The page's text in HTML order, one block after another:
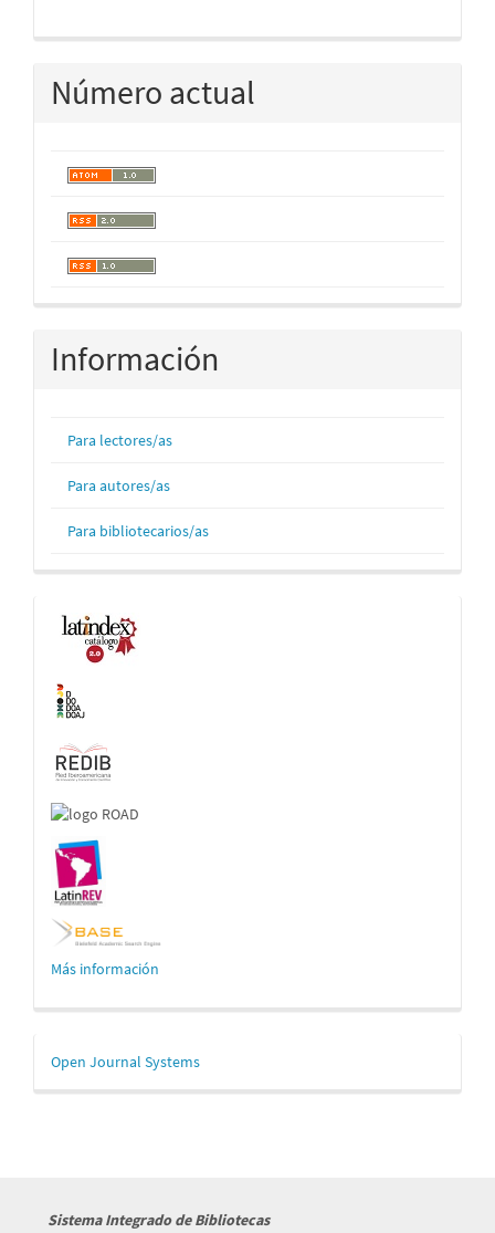
Número actual
Información
Para lectores/as
Para autores/as
Para bibliotecarios/as
Indexaciones
Más información
Desarrollado
por
Open Journal Systems
Sistema Integrado de Bibliotecas